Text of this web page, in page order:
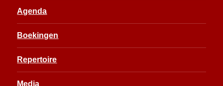
Agenda
Boekingen
Repertoire
Media